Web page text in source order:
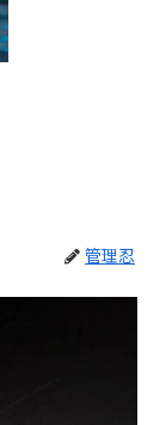
管理忍